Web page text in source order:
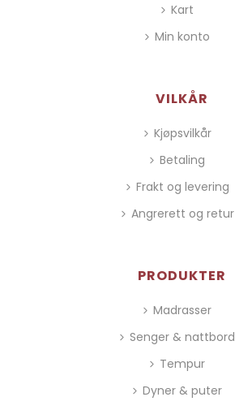
Kart
Min konto
VILKÅR
Kjøpsvilkår
Betaling
Frakt og levering
Angrerett og retur
PRODUKTER
Madrasser
Senger & nattbord
Tempur
Dyner & puter